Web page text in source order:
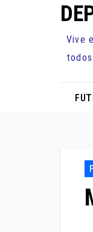
Vive